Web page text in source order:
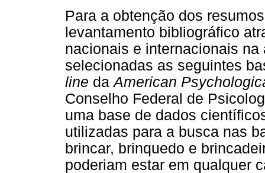
Para a obtenção dos
levantamento bibliográfico
nacionais e internacionais
selecionadas as seguintes
line daAmerican
Conselho Federal de
uma base de dados
utilizadas para a busca nas
brincar, brinquedo e
poderiam estar em qualquer